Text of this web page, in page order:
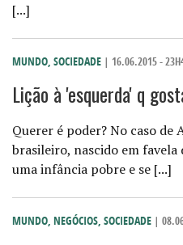
[...]
MUNDO, SOCIEDADE | 16.06.2015 -
Lição à 'esquerda' q
Querer é poder? No caso de
brasileiro, nascido em
uma infância pobre e se [...]
MUNDO, NEGÓCIOS, SOCIEDADE |